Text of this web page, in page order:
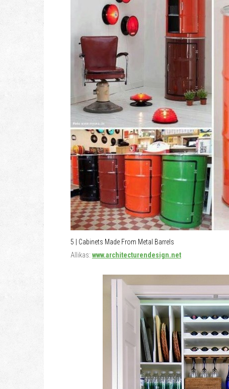
5 | Cabinets Made From Metal Barrels
Allikas: www.architecturendesign.net